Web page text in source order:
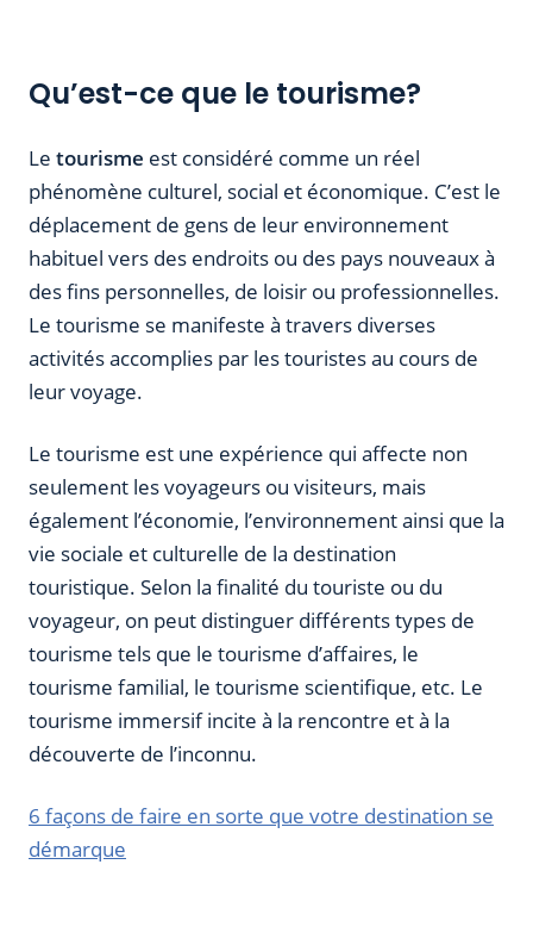
Qu’est-ce que le tourisme?
Le tourisme est considéré comme un réel
phénomène culturel, social et économique. C’est le
déplacement de gens de leur environnement
habituel vers des endroits ou des pays nouveaux à
des fins personnelles, de loisir ou professionnelles.
Le tourisme se manifeste à travers diverses
activités accomplies par les touristes au cours de
leur voyage.
Le tourisme est une expérience qui affecte non
seulement les voyageurs ou visiteurs, mais
également l’économie, l’environnement ainsi que la
vie sociale et culturelle de la destination
touristique. Selon la finalité du touriste ou du
voyageur, on peut distinguer différents types de
tourisme tels que le tourisme d’affaires, le
tourisme familial, le tourisme scientifique, etc. Le
tourisme immersif incite à la rencontre et à la
découverte de l’inconnu.
6 façons de faire en sorte que votre destination se
démarque